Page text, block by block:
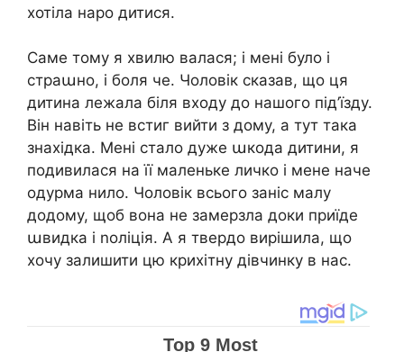
хотіла наро дитися.
Саме тому я хвилю валася; і мені було і
страաно, і боля че. Чоловік сказав, що ця
дитина лежала біля входу до нашого під’їзду.
Він навіть не встиг вийти з дому, а тут така
знахідка. Мені стало дуже աкода дитини, я
подивилася на її маленьке личко і мене наче
одурма нило. Чоловік всього заніс малу
додому, щоб вона не замерзла доки приїде
աвидка і nоліція. А я твердо вирішила, що
хочу залишити цю крихітну дівчинку в нас.